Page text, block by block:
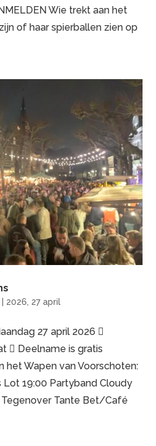
Wie trekt aan het
of haar spierballen zien op
2026 27 april
27 april 2026 
 Deelname is gratis
het Wapen van Voorschoten:
Lot 19:00 Partyband Cloudy
Tante Bet/Café